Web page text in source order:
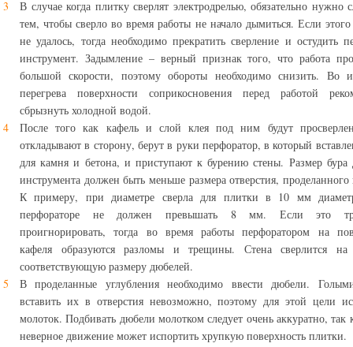
В случае когда плитку сверлят электродрелью, обязательно нужно
тем, чтобы сверло во время работы не начало дымиться. Если этого
не удалось, тогда необходимо прекратить сверление и остудить
инструмент. Задымление – верный признак того, что работа
большой скорости, поэтому обороты необходимо снизить. Во
перегрева поверхности соприкосновения перед работой
сбрызнуть холодной водой.
После того как кафель и слой клея под ним будут
откладывают в сторону, берут в руки перфоратор, в который
для камня и бетона, и приступают к бурению стены. Размер бура
инструмента должен быть меньше размера отверстия,
К примеру, при диаметре сверла для плитки в 10 мм
перфораторе не должен превышать 8 мм. Если это
проигнорировать, тогда во время работы перфоратором на
кафеля образуются разломы и трещины. Стена сверлится на
соответствующую размеру дюбелей.
В проделанные углубления необходимо ввести дюбели.
вставить их в отверстия невозможно, поэтому для этой цели
молоток. Подбивать дюбели молотком следует очень аккуратно, так
неверное движение может испортить хрупкую поверхность плитки.